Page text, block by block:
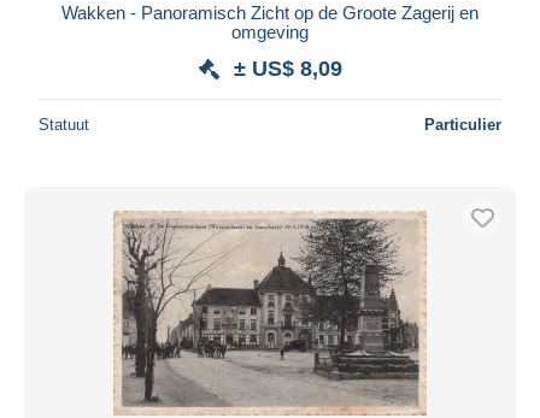
Wakken - Panoramisch Zicht op de Groote Zagerij en
omgeving
± US$ 8,09
Statuut Particulier